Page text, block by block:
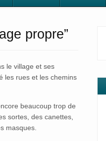
propre”
le village et ses
les rues et les chemins
beaucoup trop de
sortes, des canettes,
masques.